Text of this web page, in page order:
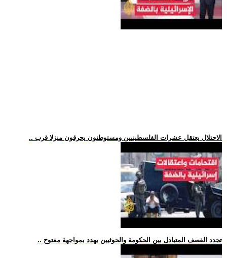
.. الاحتلال يعتقل عشرات الفلسطينيين ومستوطنون يحرقون منزلا قرب
.. تجدد القصف المتبادل بين الحكومة والحوثيين يهدد بمواجهة مفتوح